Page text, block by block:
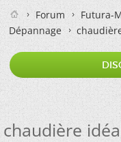
Forum
Futura-
Dépannage
chaudière